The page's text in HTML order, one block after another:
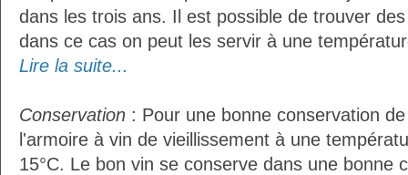
dans les trois ans. Il est possible de trouver
dans ce cas on peut les servir à une
Lire la suite...
Conservation : Pour une bonne conservation
l'armoire à vin de vieillissement à une
15°C. Le bon vin se conserve dans une bonne